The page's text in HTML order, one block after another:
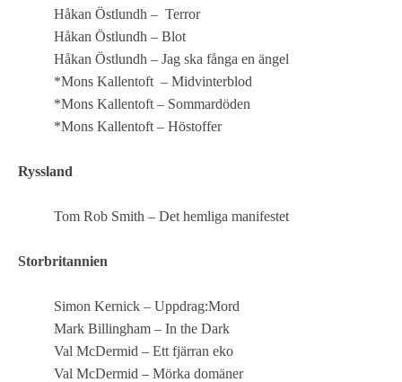
Håkan Östlundh – Terror
Håkan Östlundh – Blot
Håkan Östlundh – Jag ska fånga en ängel
*Mons Kallentoft – Midvinterblod
*Mons Kallentoft – Sommardöden
*Mons Kallentoft – Höstoffer
Ryssland
Tom Rob Smith – Det hemliga manifestet
Storbritannien
Simon Kernick – Uppdrag:Mord
Mark Billingham – In the Dark
Val McDermid – Ett fjärran eko
Val McDermid – Mörka domäner